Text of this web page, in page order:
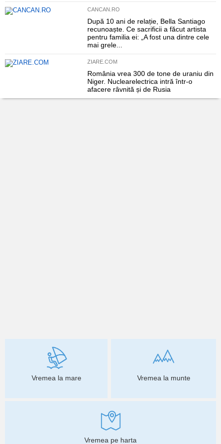
CANCAN.RO
După 10 ani de relație, Bella Santiago
recunoaște. Ce sacrificii a făcut artista
pentru familia ei: „A fost una dintre cele
mai grele...
ZIARE.COM
România vrea 300 de tone de uraniu din
Niger. Nuclearelectrica intră într-o
afacere râvnită și de Rusia
Vremea la mare Vremea la munte
Vremea pe harta